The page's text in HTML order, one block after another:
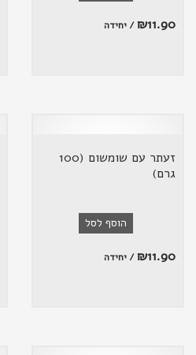
₪11.90 / יחידה
זעתר עם שומשום (100
גרם)
הוסף לסל
₪11.90 / יחידה